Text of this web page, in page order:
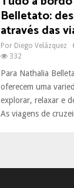
Belletato:
através das
Por Diego Velázquez
332
Para Nathalia
oferecem uma
explorar, relaxar e
As viagens de